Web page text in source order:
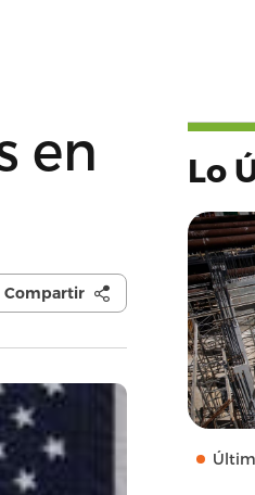
en
Compartir
Lo